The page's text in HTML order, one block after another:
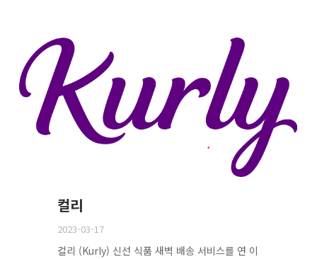
컬리
2023-03-17
컬리 (Kurly) 신선 식품 새벽 배송 서비스를 연 이